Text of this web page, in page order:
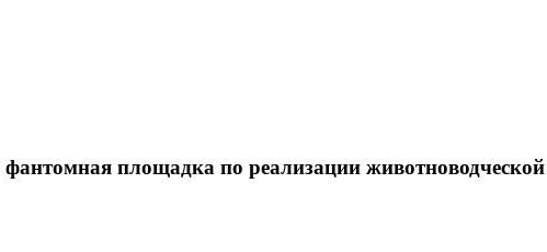
площадка по реализации